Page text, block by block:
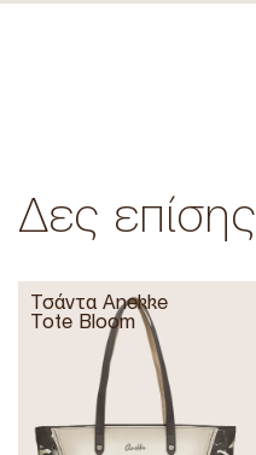
Δες επίσης
Τσάντα Anekke
Tote Bloom